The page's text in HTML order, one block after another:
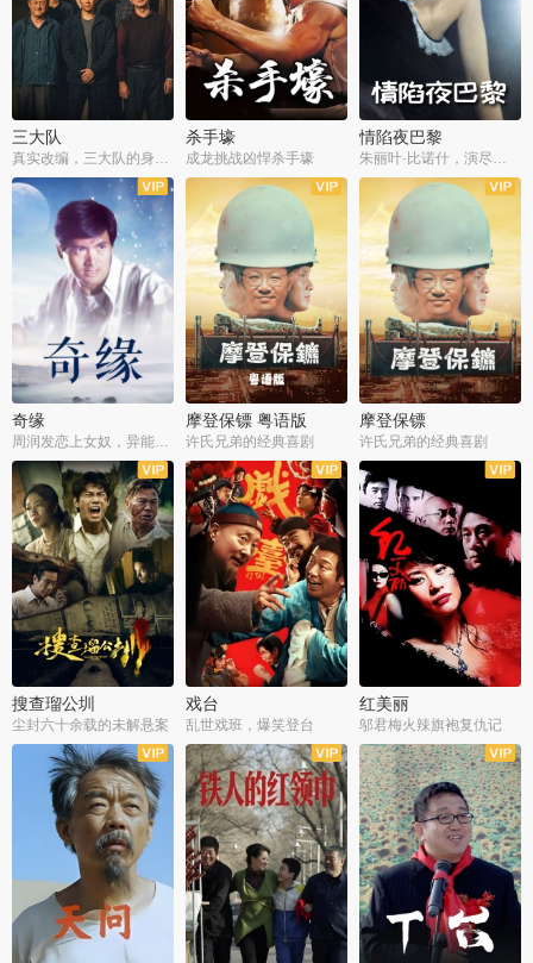
三大队 杀手壕
成龙挑战凶悍杀手壕
情陷夜巴黎
奇缘
周润发恋上女奴，异能护体战邪派
摩登保镖 粤语版
许氏兄弟的经典喜剧
摩登保镖
许氏兄弟的经典喜剧
搜查瑠公圳
尘封六十余载的未解悬案
戏台
乱世戏班，爆笑登台
红美丽
邬君梅火辣旗袍复仇记